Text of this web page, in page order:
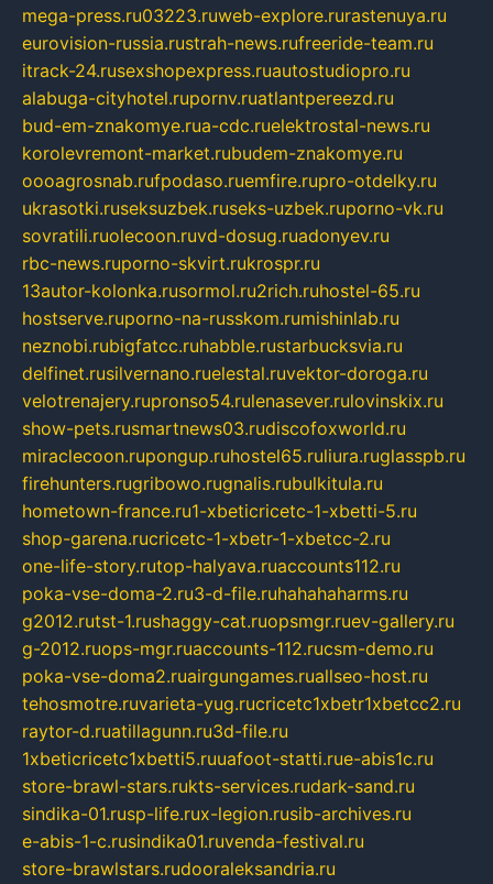
mega-press.ru03223.ruweb-explore.rurastenuya.ru
eurovision-russia.rustrah-news.rufreeride-team.ru
itrack-24.rusexshopexpress.ruautostudiopro.ru
alabuga-cityhotel.rupornv.ruatlantpereezd.ru
bud-em-znakomye.rua-cdc.ruelektrostal-news.ru
korolevremont-market.rubudem-znakomye.ru
oooagrosnab.rufpodaso.ruemfire.rupro-otdelky.ru
ukrasotki.ruseksuzbek.ruseks-uzbek.ruporno-vk.ru
sovratili.ruolecoon.ruvd-dosug.ruadonyev.ru
rbc-news.ruporno-skvirt.rukrospr.ru
13autor-kolonka.rusormol.ru2rich.ruhostel-65.ru
hostserve.ruporno-na-russkom.rumishinlab.ru
neznobi.rubigfatcc.ruhabble.rustarbucksvia.ru
delfinet.rusilvernano.ruelestal.ruvektor-doroga.ru
velotrenajery.rupronso54.rulenasever.rulovinskix.ru
show-pets.rusmartnews03.rudiscofoxworld.ru
miraclecoon.rupongup.ruhostel65.ruliura.ruglasspb.ru
firehunters.rugribowo.rugnalis.rubulkitula.ru
hometown-france.ru1-xbeticricetc-1-xbetti-5.ru
shop-garena.rucricetc-1-xbetr-1-xbetcc-2.ru
one-life-story.rutop-halyava.ruaccounts112.ru
poka-vse-doma-2.ru3-d-file.ruhahahaharms.ru
g2012.rutst-1.rushaggy-cat.ruopsmgr.ruev-gallery.ru
g-2012.ruops-mgr.ruaccounts-112.rucsm-demo.ru
poka-vse-doma2.ruairgungames.ruallseo-host.ru
tehosmotre.ruvarieta-yug.rucricetc1xbetr1xbetcc2.ru
raytor-d.ruatillagunn.ru3d-file.ru
1xbeticricetc1xbetti5.ruuafoot-statti.rue-abis1c.ru
store-brawl-stars.rukts-services.rudark-sand.ru
sindika-01.rusp-life.rux-legion.rusib-archives.ru
e-abis-1-c.rusindika01.ruvenda-festival.ru
store-brawlstars.rudooraleksandria.ru